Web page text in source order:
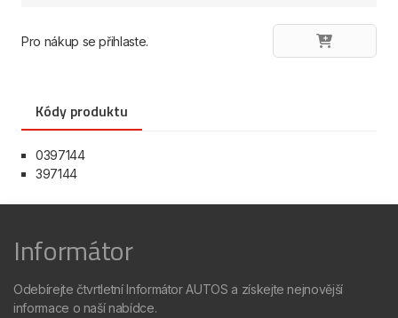
Pro nákup se přihlaste.
Kódy produktu
0397144
397144
Informátor
Odebírejte čtvrtletní Informátor AUTOS a získejte nejnovější
informace o naší nabídce.